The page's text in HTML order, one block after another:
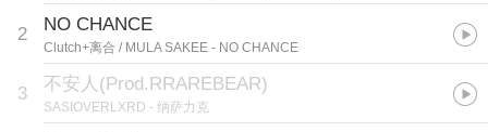
2 NO CHANCE
Clutch+离合 / MULA SAKEE - NO CHANCE
3 不安人(Prod.RRAREBEAR)
SASIOVERLXRD - 纳萨力克